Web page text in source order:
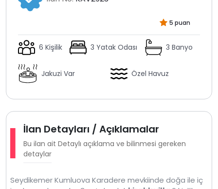
5 puan
6 Kişilik 3 Yatak Odası 3 Banyo
Jakuzi Var Özel Havuz
İlan Detayları / Açıklamalar
Bu ilan ait Detaylı açıklama ve bilinmesi gereken
detaylar
Seydikemer Kumluova Karadere mevkiinde doğa ile iç